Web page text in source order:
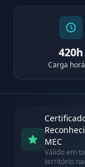
420h
Carga
MEC
Válido em
território